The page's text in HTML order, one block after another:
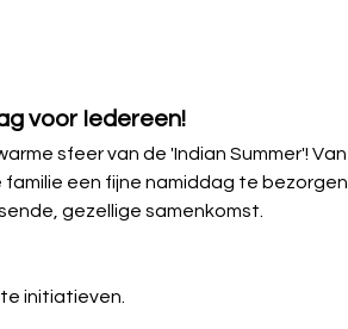
voor Iedereen!
sfeer van de 'Indian Summer'! Van
een fijne namiddag te bezorgen.
gezellige samenkomst.
initiatieven.